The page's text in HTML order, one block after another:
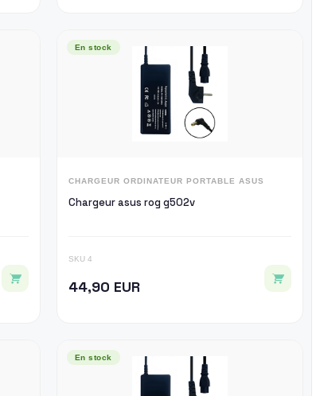
En stock
CHARGEUR ORDINATEUR PORTABLE ASUS
Chargeur asus rog g502v
SKU 4
44,90 EUR
En stock